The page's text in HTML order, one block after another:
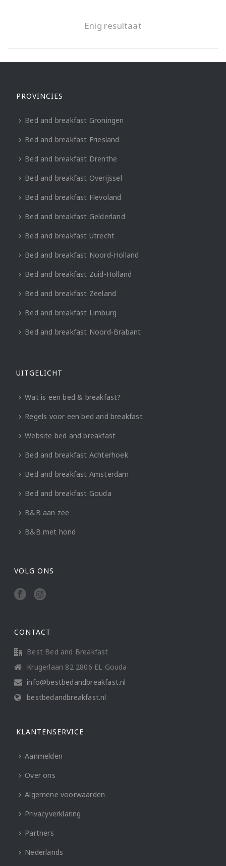
Enig resultaat
PROVINCIES
Bed and breakfast Groningen
Bed and breakfast Friesland
Bed and breakfast Drenthe
Bed and breakfast Overijssel
Bed and breakfast Flevoland
Bed and breakfast Gelderland
Bed and breakfast Utrecht
Bed and breakfast Noord-Holland
Bed and breakfast Zuid-Holland
Bed and breakfast Zeeland
Bed and breakfast Limburg
Bed and breakfast Noord-Brabant
UITGELICHT
Wat is een bed & breakfast?
Regels voor een bed and breakfast
Website bed and breakfast
Bed and breakfast Achterhoek
Bed and breakfast Amsterdam
Bed and breakfast Gouda
B&B aan zee
B&B met hond
VOLG ONS
CONTACT
Best Bed and Breakfast
Krugerlaan 82 2806 EL Gouda
info@bestbedandbreakfast.nl
bestbedandbreakfast.nl
KLANTENSERVICE
Aanmelden
Over ons
Algemene voorwaarden
Privacyverklaring
Partners
Nederlands